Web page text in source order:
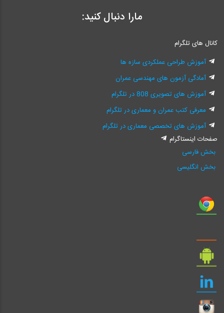
مارا دنبال کنید:
کانال های تلگرام
آموزش طراحی عملکردی سازه ها
آمادگی آزمون های مهندسی عمران
آموزش های تصویری 808 در تلگرام
معرفی کتب عمران و معماری در تلگرام
آموزش های تخصصی معماری در تلگرام
صفحات اینستاگرام
بخش فارسی
بخش انگلیسی